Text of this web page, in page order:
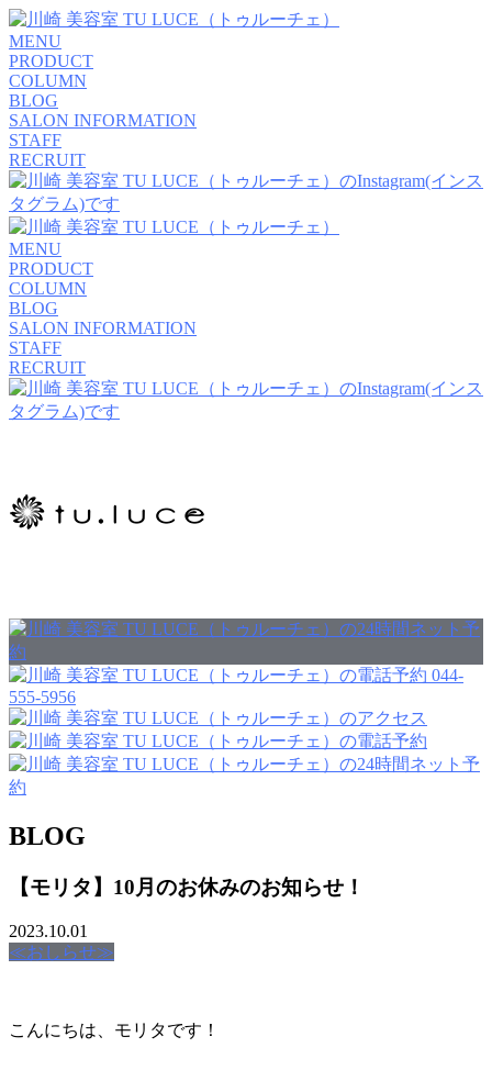
MENU
PRODUCT
COLUMN
BLOG
SALON INFORMATION
STAFF
RECRUIT
MENU
PRODUCT
COLUMN
BLOG
SALON INFORMATION
STAFF
RECRUIT
044-
555-5956
BLOG
【モリタ】10月のお休みのお知らせ！
2023.10.01
≪おしらせ≫
こんにちは、モリタです！